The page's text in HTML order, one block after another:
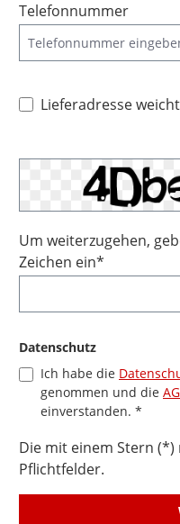
Telefonnummer
Lieferadresse
Um weiterzugehen,
Zeichen ein*
Datenschutz
Ich habe die
genommen und die
einverstanden. *
Die mit einem Stern
Pflichtfelder.